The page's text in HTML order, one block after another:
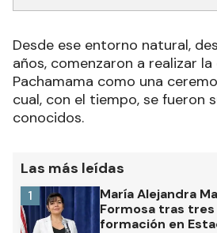
Desde ese entorno natural,
años, comenzaron a realizar
Pachamama como una
cual, con el tiempo, se fueron
conocidos.
Las más leídas
María Alejandra
Formosa tras
formación en
1